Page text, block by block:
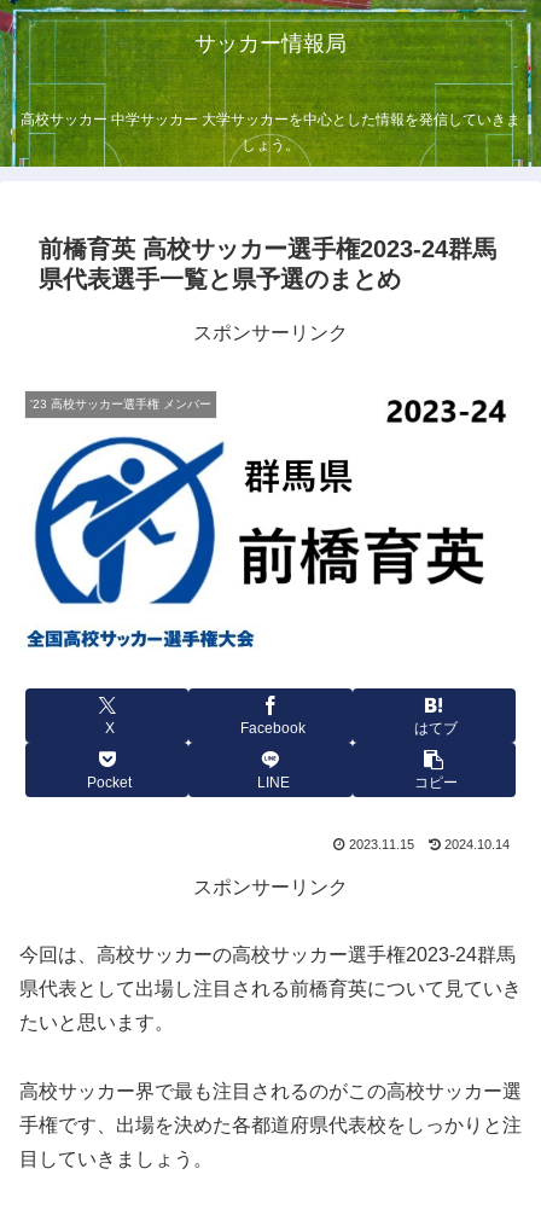
サッカー情報局
高校サッカー 中学サッカー 大学サッカーを中心とした情報を発信していきま
しょう。
前橋育英 高校サッカー選手権2023-24群馬
県代表選手一覧と県予選のまとめ
スポンサーリンク
'23 高校サッカー選手権 メンバー
X Facebook はてブ
Pocket LINE コピー
2023.11.15 2024.10.14
スポンサーリンク
今回は、高校サッカーの高校サッカー選手権2023-24群馬
県代表として出場し注目される前橋育英について見ていき
たいと思います。
高校サッカー界で最も注目されるのがこの高校サッカー選
手権です、出場を決めた各都道府県代表校をしっかりと注
目していきましょう。